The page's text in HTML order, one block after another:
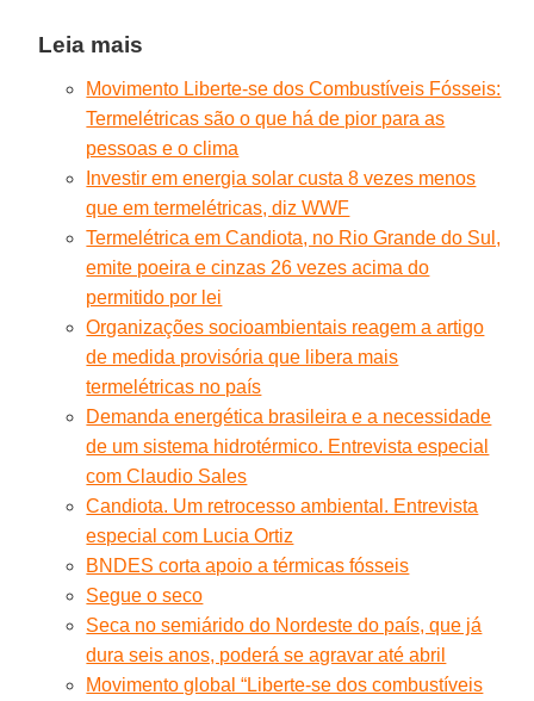
Leia mais
Movimento Liberte-se dos Combustíveis Fósseis:
Termelétricas são o que há de pior para as
pessoas e o clima
Investir em energia solar custa 8 vezes menos
que em termelétricas, diz WWF
Termelétrica em Candiota, no Rio Grande do Sul,
emite poeira e cinzas 26 vezes acima do
permitido por lei
Organizações socioambientais reagem a artigo
de medida provisória que libera mais
termelétricas no país
Demanda energética brasileira e a necessidade
de um sistema hidrotérmico. Entrevista especial
com Claudio Sales
Candiota. Um retrocesso ambiental. Entrevista
especial com Lucia Ortiz
BNDES corta apoio a térmicas fósseis
Segue o seco
Seca no semiárido do Nordeste do país, que já
dura seis anos, poderá se agravar até abril
Movimento global “Liberte-se dos combustíveis